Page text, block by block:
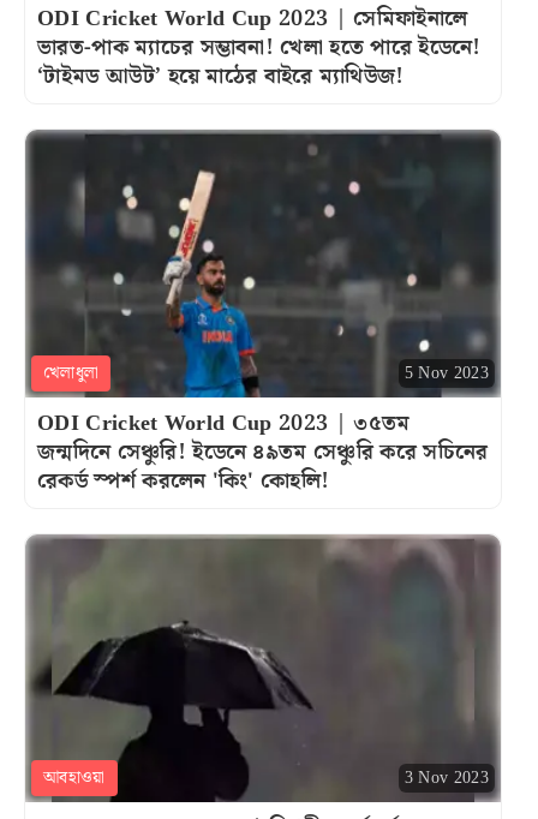
ODI Cricket World Cup 2023 | সেমিফাইনালে
ভারত-পাক ম্যাচের সম্ভাবনা! খেলা হতে পারে ইডেনে!
‘টাইমড আউট’ হয়ে মাঠের বাইরে ম্যাথিউজ!
খেলাধুলা 5 Nov 2023
ODI Cricket World Cup 2023 | ৩৫তম
জন্মদিনে সেঞ্চুরি! ইডেনে ৪৯তম সেঞ্চুরি করে সচিনের
রেকর্ড স্পর্শ করলেন 'কিং' কোহলি!
আবহাওয়া 3 Nov 2023